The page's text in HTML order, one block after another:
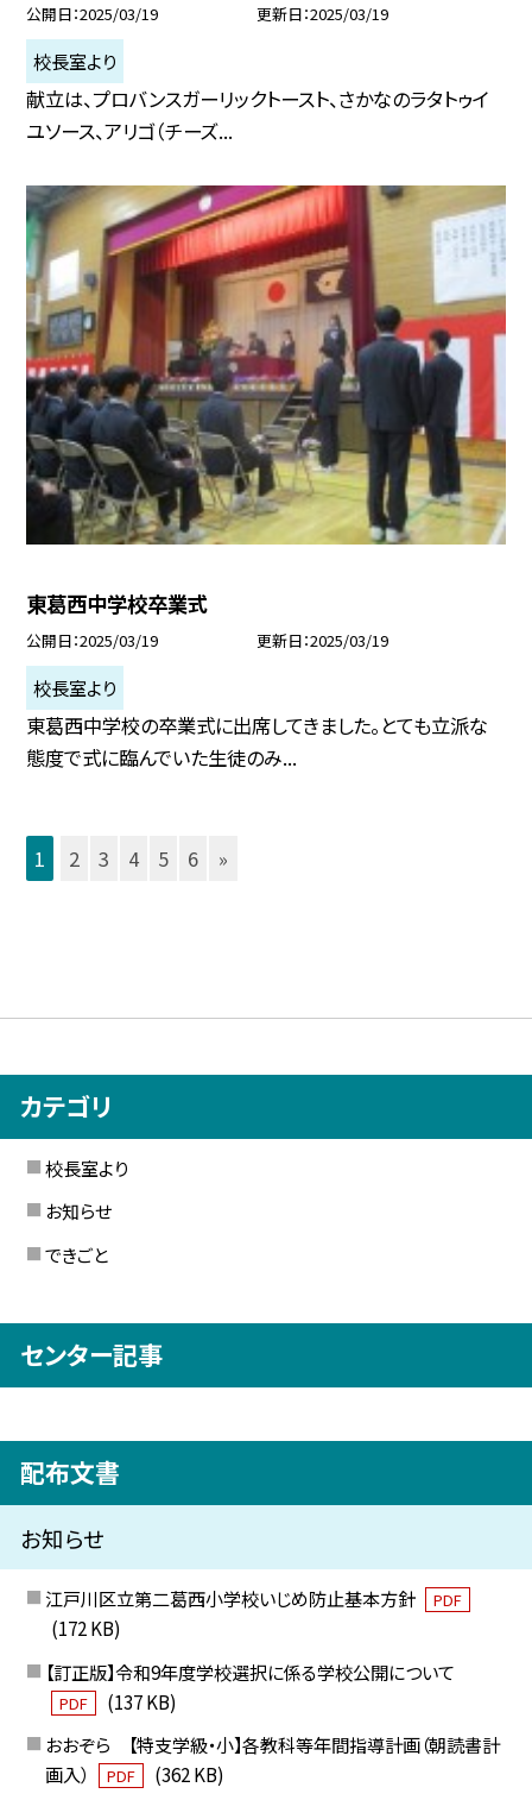
公開日 2025/03/19 更新日 2025/03/19
校長室より
献立は、プロバンスガーリックトースト、さかなのラタトゥイ
ユソース、アリゴ（チーズ...
東葛西中学校卒業式
公開日 2025/03/19 更新日 2025/03/19
校長室より
東葛西中学校の卒業式に出席してきました。とても立派な
態度で式に臨んでいた生徒のみ...
1 2 3 4 5 6 »
カテゴリ
校長室より
お知らせ
できごと
センター記事
配布文書
お知らせ
江戸川区立第二葛西小学校いじめ防止基本方針 PDF
(172 KB)
【訂正版】令和9年度学校選択に係る学校公開について
PDF
(137 KB)
おおぞら 【特支学級・小】各教科等年間指導計画（朝読書計
画入）
PDF
(362 KB)